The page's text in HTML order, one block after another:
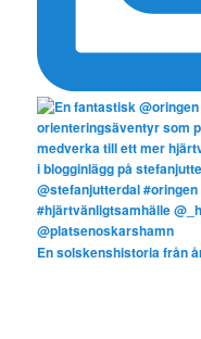
En solskenshistoria från